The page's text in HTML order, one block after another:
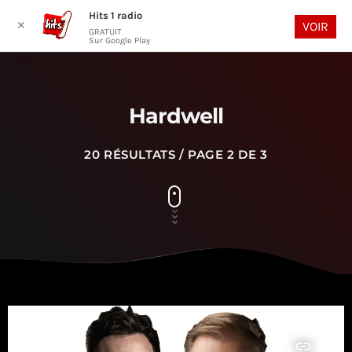
play_arrow
Hardwell
20 RÉSULTATS / PAGE 2 DE 3
insert_link
✕
Hits 1 radio
GRATUIT
Sur Google Play
VOIR